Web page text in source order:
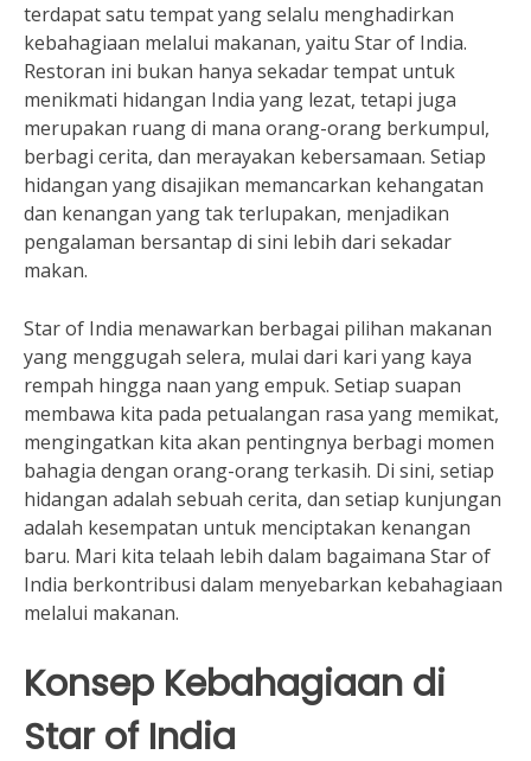
terdapat satu tempat yang selalu menghadirkan
kebahagiaan melalui makanan, yaitu Star of India.
Restoran ini bukan hanya sekadar tempat untuk
menikmati hidangan India yang lezat, tetapi juga
merupakan ruang di mana orang-orang berkumpul,
berbagi cerita, dan merayakan kebersamaan. Setiap
hidangan yang disajikan memancarkan kehangatan
dan kenangan yang tak terlupakan, menjadikan
pengalaman bersantap di sini lebih dari sekadar
makan.
Star of India menawarkan berbagai pilihan makanan
yang menggugah selera, mulai dari kari yang kaya
rempah hingga naan yang empuk. Setiap suapan
membawa kita pada petualangan rasa yang memikat,
mengingatkan kita akan pentingnya berbagi momen
bahagia dengan orang-orang terkasih. Di sini, setiap
hidangan adalah sebuah cerita, dan setiap kunjungan
adalah kesempatan untuk menciptakan kenangan
baru. Mari kita telaah lebih dalam bagaimana Star of
India berkontribusi dalam menyebarkan kebahagiaan
melalui makanan.
Konsep Kebahagiaan di
Star of India